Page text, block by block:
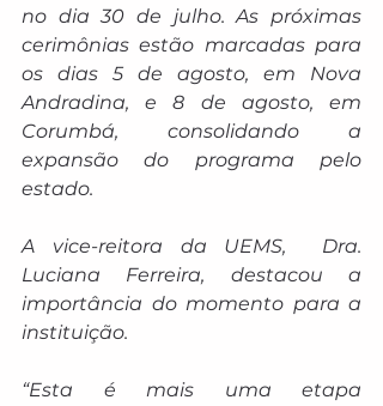
no dia 30 de julho. As próximas
cerimônias estão marcadas para
os dias 5 de agosto, em Nova
Andradina, e 8 de agosto, em
Corumbá, consolidando a
expansão do programa pelo
estado.
A vice-reitora da UEMS,  Dra.
Luciana Ferreira, destacou a
importância do momento para a
instituição.
“Esta é mais uma etapa